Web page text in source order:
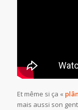
Et même si ça «
mais aussi son